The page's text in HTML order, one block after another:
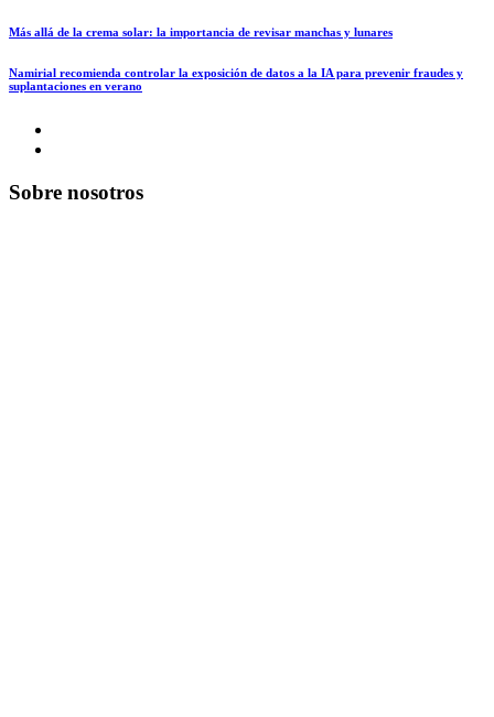
Más allá de la crema solar: la importancia de revisar manchas y lunares
Namirial recomienda controlar la exposición de datos a la IA para prevenir fraudes y
suplantaciones en verano
Sobre nosotros